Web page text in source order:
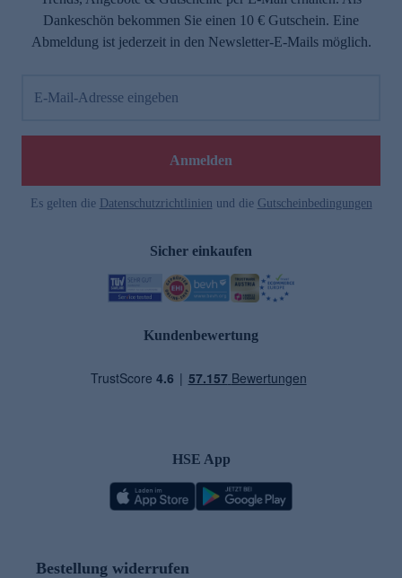
Dankeschön bekommen Sie einen 10 € Gutschein. Eine
Abmeldung ist jederzeit in den Newsletter-E-Mails möglich.
E-Mail-Adresse eingeben
Anmelden
Es gelten die Datenschutzrichtlinien und die Gutscheinbedingungen
Sicher einkaufen
Kundenbewertung
HSE App
Bestellung widerrufen